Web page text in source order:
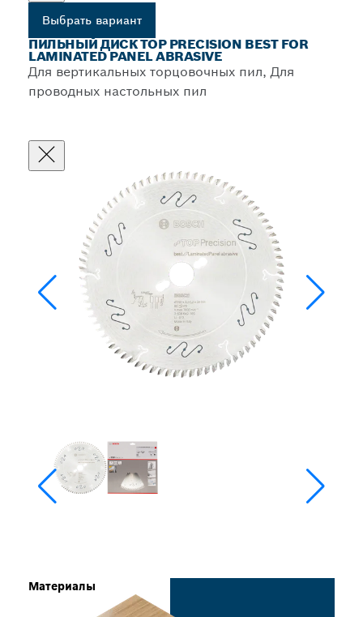
Выбрать вариант
ПИЛЬНЫЙ ДИСК TOP PRECISION BEST FOR
LAMINATED PANEL ABRASIVE
Для вертикальных торцовочных пил, Для
проводных настольных пил
Материалы